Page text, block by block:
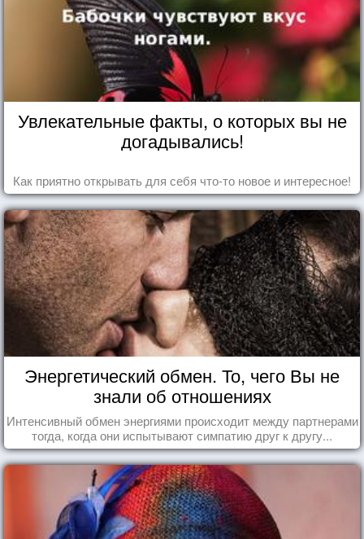
Увлекательные факты, о которых вы не
догадывались!
Как приятно открывать для себя что-то новое и интересное!
Энергетический обмен. То, чего Вы не
знали об отношениях
Интенсивный обмен энергиями происходит между партнерами
тогда, когда они испытывают симпатию друг к другу...